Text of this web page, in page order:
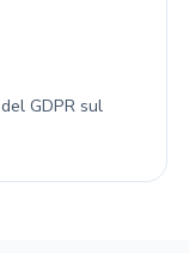
GDPR sul